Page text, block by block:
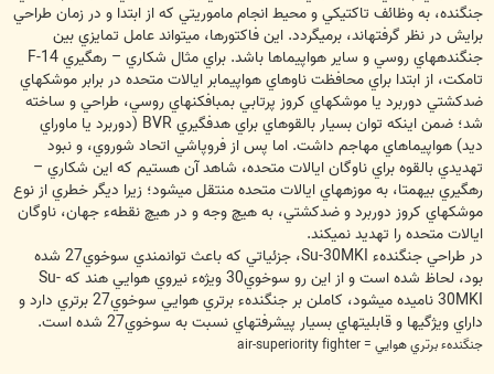
جنگنده، به وظائف تاكتيكي و محيط انجام ماموريتي كه از ابتدا و در زمان طراحي
برايش در نظر گرفته‏اند، برمي‏گردد. اين فاكتورها، مي‏تواند عامل تمايزي بين
جنگنده‏هاي روسي و ساير هواپيماها باشد. براي مثال شكاري – رهگيري F-14
تامكت، از ابتدا براي محافظت ناوهاي هواپيمابر ايالات متحده در برابر موشكهاي
ضدكشتي دوربرد يا موشكهاي كروز پرتابي بمب‏افكن‏هاي روسي، طراحي و ساخته
شد؛ ضمن اينكه توان بسيار بالقوه‏اي براي هدفگيري BVR (دوربرد يا ماوراي
ديد) هواپيماهاي مهاجم داشت. اما پس از فروپاشي اتحاد شوروي، و نبود
تهديدي بالقوه براي ناوگان ايالات متحده، شاهد آن هستيم كه اين شكاري –
رهگيري بي‏همتا، به موزه‏هاي ايالات متحده منتقل مي‏‎شود؛ زيرا ديگر خطري از نوع
موشكهاي كروز دوربرد و ضدكشتي، به هيچ وجه و در هيچ نقطهء جهان، ناوگان
ايالات متحده را تهديد نمي‏كند.
در طراحي جنگندهء Su-30MKI، جزئياتي كه باعث توانمندي سوخوي27 شده
بود، لحاظ شده است و از اين رو سوخوي30 ويژهء نيروي هوايي هند كه Su-
30MKI ناميده مي‏شود، كاملن بر جنگندهء برتري هوايي سوخوي27 برتري دارد و
داراي ويژگي‏ها و قابليتهاي بسيار پيشرفته‏اي نسبت به سوخوي27 شده است.
جنگندهء برتري هوايي = air-superiority fighter